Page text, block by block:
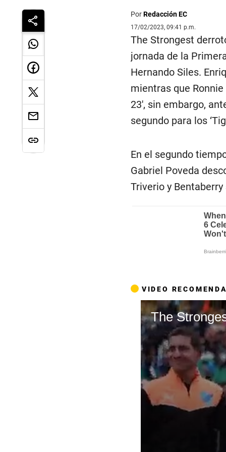
PorRedacción EC
17/02/2023, 09:41 p.m.
The Strongest
jornada de la
Hernando Siles.
mientras que
23′, sin embargo,
segundo para los
En el segundo
Gabriel Poveda
Triverio y
VIDEO
The